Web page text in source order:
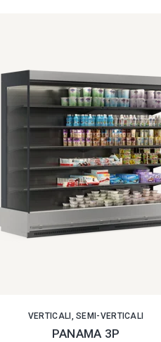
VERTICALI, SEMI-VERTICALI
PANAMA 3P